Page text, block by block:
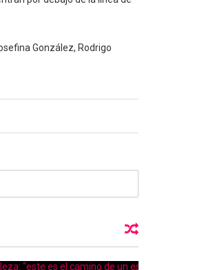
González, Rodrigo